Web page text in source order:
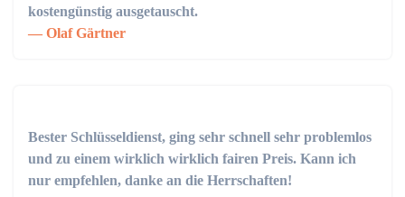
kostengünstig ausgetauscht.
Olaf Gärtner
Bester Schlüsseldienst, ging sehr schnell sehr problemlos
und zu einem wirklich wirklich fairen Preis. Kann ich
nur empfehlen, danke an die Herrschaften!